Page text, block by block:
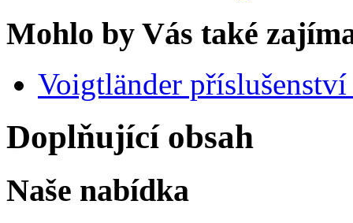
Mohlo by Vás také
Voigtländer
Doplňující obsah
Naše nabídka